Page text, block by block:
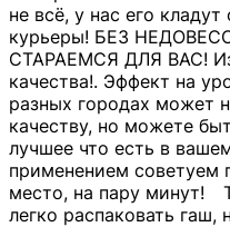
не всё, у нас его
курьеры! БЕЗ
СТАРАЕМСЯ ДЛЯ ВАС!
качества!. Эффект на
разных городах может
качеству, но можете
лучшее что есть в
применением советуем
место, на пару
легко распаковать гаш,